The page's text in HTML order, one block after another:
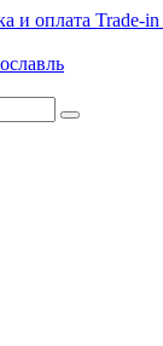
и оплата Trade-in